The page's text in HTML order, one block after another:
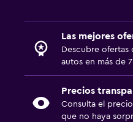
Las mejores
Descubre ofertas
autos en más de
Precios
Consulta el
que no haya